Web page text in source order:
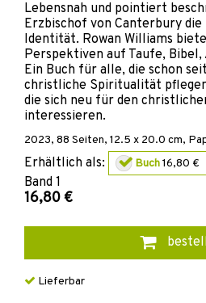
Lebensnah und pointiert
Erzbischof von Canterbury
Identität. Rowan Williams
Perspektiven auf Taufe, Bibel,
Ein Buch für alle, die schon
christliche Spiritualität
die sich neu für den
interessieren.
2023, 88 Seiten, 12.5 x 20.0 cm,
Erhältlich als: Buch16,80 €
Band 1
16,80 €
Lieferbar